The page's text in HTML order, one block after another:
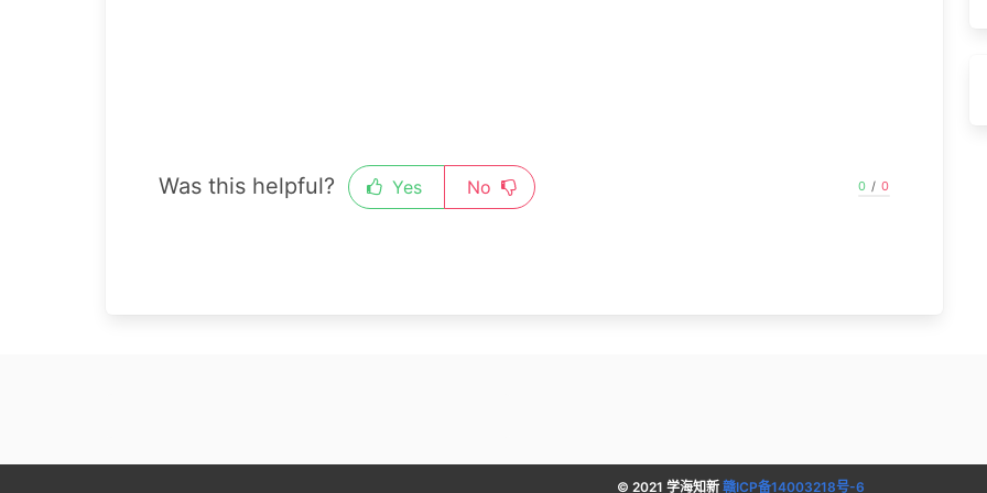
Was this helpful? Yes No 0 / 0
© 2021 学海知新 赣ICP备14003218号-6